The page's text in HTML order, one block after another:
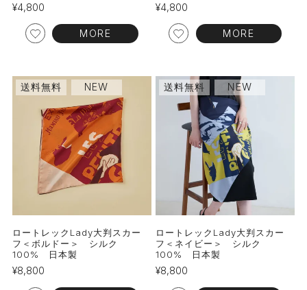
¥4,800
MORE
¥4,800
MORE
送料無料 NEW
ロートレックLady大判スカー
フ＜ボルドー＞ シルク
100% 日本製
¥8,800
送料無料 NEW
ロートレックLady大判スカー
フ＜ネイビー＞ シルク
100% 日本製
¥8,800